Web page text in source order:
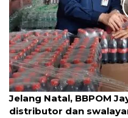
Jelang Natal, BBPOM
distributor dan